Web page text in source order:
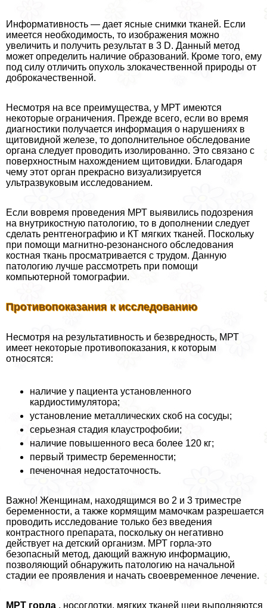
Информативность — дает ясные снимки тканей. Если
имеется необходимость, то изображения можно
увеличить и получить результат в 3 D. Данный метод
может определить наличие образований. Кроме того, ему
под силу отличить опухоль злокачественной природы от
доброкачественной.
Несмотря на все преимущества, у МРТ имеются
некоторые ограничения. Прежде всего, если во время
диагностики получается информация о нарушениях в
щитовидной железе, то дополнительное обследование
органа следует проводить изолированно. Это связано с
поверхностным нахождением щитовидки. Благодаря
чему этот орган прекрасно визуализируется
ультразвуковым исследованием.
Если вовремя проведения МРТ выявились подозрения
на внутрикостную патологию, то в дополнении следует
сделать рентгенографию и КТ мягких тканей. Поскольку
при помощи магнитно-резонансного обследования
костная ткань просматривается с трудом. Данную
патологию лучше рассмотреть при помощи
компьютерной томографии.
Противопоказания к исследованию
Несмотря на результативность и безвредность, МРТ
имеет некоторые противопоказания, к которым
относятся:
наличие у пациента установленного
кардиостимулятора;
установление металлических скоб на сосуды;
серьезная стадия клаустрофобии;
наличие повышенного веса более 120 кг;
первый триместр беременности;
печеночная недостаточность.
Важно! Женщинам, находящимся во 2 и 3 триместре
беременности, а также кормящим мамочкам разрешается
проводить исследование только без введения
контрастного препарата, поскольку он негативно
действует на детский организм. МРТ горла-это
безопасный метод, дающий важную информацию,
позволяющий обнаружить патологию на начальной
стадии ее проявления и начать своевременное лечение.
МРТ горла , носоглотки, мягких тканей шеи выполняются